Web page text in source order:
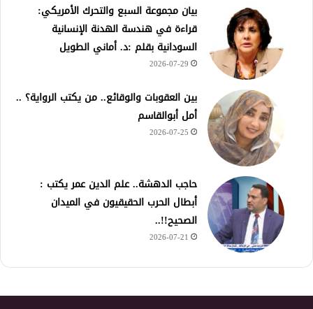
بيان مجموعة السبع والتحرك الأمريكي:
قراءة في هندسة الهدنة الإنسانية
السودانية بقلم :د. أماني الطويل
2026-07-29
بين العقوبات والوقائع.. من يكتب الرواية؟ ..
أمل أبوالقاسم
2026-07-25
حاجب الدهشة.. علم الدين عمر يكتب :
أبطال الحرب الحقيقيون في الميدان
الصحيح!!..
2026-07-21